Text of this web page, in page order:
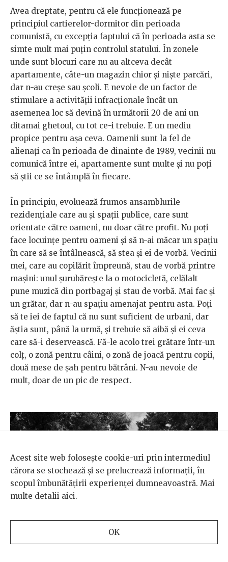
Avea dreptate, pentru că ele funcționează pe
principiul cartierelor-dormitor din perioada
comunistă, cu excepția faptului că în perioada asta se
simte mult mai puțin controlul statului. În zonele
unde sunt blocuri care nu au altceva decât
apartamente, câte-un magazin chior și niște parcări,
dar n-au creșe sau școli. E nevoie de un factor de
stimulare a activității infracționale încât un
asemenea loc să devină în următorii 20 de ani un
ditamai ghetoul, cu tot ce-i trebuie. E un mediu
propice pentru așa ceva. Oamenii sunt la fel de
alienați ca în perioada de dinainte de 1989, vecinii nu
comunică între ei, apartamente sunt multe și nu poți
să știi ce se întâmplă în fiecare.
În principiu, evoluează frumos ansamblurile
rezidențiale care au și spații publice, care sunt
orientate către oameni, nu doar către profit. Nu poți
face locuințe pentru oameni și să n-ai măcar un spațiu
în care să se întâlnească, să stea și ei de vorbă. Vecinii
mei, care au copilărit împreună, stau de vorbă printre
mașini: unul șurubărește la o motocicletă, celălalt
pune muzică din portbagaj și stau de vorbă. Mai fac și
un grătar, dar n-au spațiu amenajat pentru asta. Poți
să te iei de faptul că nu sunt suficient de urbani, dar
ăștia sunt, până la urmă, și trebuie să aibă și ei ceva
care să-i deservească. Fă-le acolo trei grătare într-un
colț, o zonă pentru câini, o zonă de joacă pentru copii,
două mese de șah pentru bătrâni. N-au nevoie de
mult, doar de un pic de respect.
Acest site web folosește cookie-uri prin intermediul
cărora se stochează și se prelucrează informații, în
scopul îmbunătățirii experienței dumneavoastră. Mai
multe detalii aici.
OK